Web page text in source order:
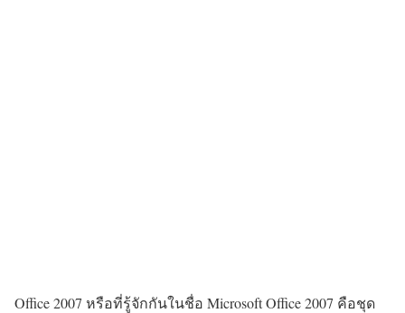
Office 2007 หรือที่รู้จักกันในชื่อ Microsoft Office 2007 คือชุด